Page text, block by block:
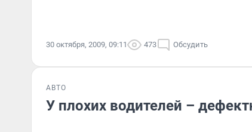
30 октября, 2009, 09:11 473 Обсудить
АВТО
У плохих водителей –